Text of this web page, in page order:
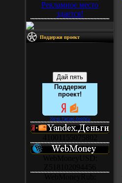
Рекламное место
здается!
Поддержи проект
Поддержи
проект!